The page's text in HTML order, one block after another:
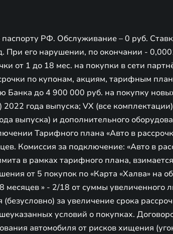
РФ. Обслуживание – 0 руб.
При его нарушении, по окончании -
от 1 до 18 мес. на покупки в сети
по купонам, акциям, тарифным
Банка до 4 900 000 руб. на покупку
года выпуска; VX (все
выпуска) и дополнительного
Тарифного плана «Авто в
Комиссия за подключение: «Авто в
в рамках тарифного плана,
от 5 покупок по «Карта «Халва» на
месяцев » - 2/18 от суммы увеличенного
за увеличение срока
условий о покупках.
автомобиля от рисков хищения